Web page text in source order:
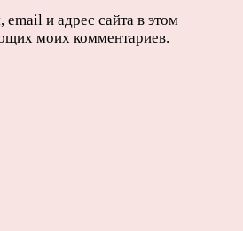
и адрес сайта в этом
моих комментариев.